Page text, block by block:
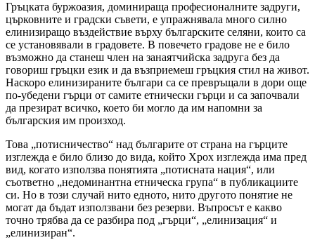
Гръцката буржоазия, доминираща професионалните задруги,
църковните и градски съвети, е упражнявала много силно
елинизиращо въздействие върху българските селяни, които са
се установявали в градовете. В повечето градове не е било
възможно да станеш член на занаятчийска задруга без да
говориш гръцки език и да възприемеш гръцкия стил на живот.
Наскоро елинизираните българи са се превръщали в дори още
по-убедени гърци от самите етнически гърци и са започвали
да презират всичко, което би могло да им напомни за
българския им произход.
Това „потисничество“ над българите от страна на гърците
изглежда е било близо до вида, който Хрох изглежда има пред
вид, когато използва понятията „потисната нация“, или
съответно „недоминантна етническа група“ в публикациите
си. Но в този случай нито едното, нито другото понятие не
могат да бъдат използвани без резерви. Въпросът е какво
точно трябва да се разбира под „гърци“, „елинизация“ и
„елинизиран“.